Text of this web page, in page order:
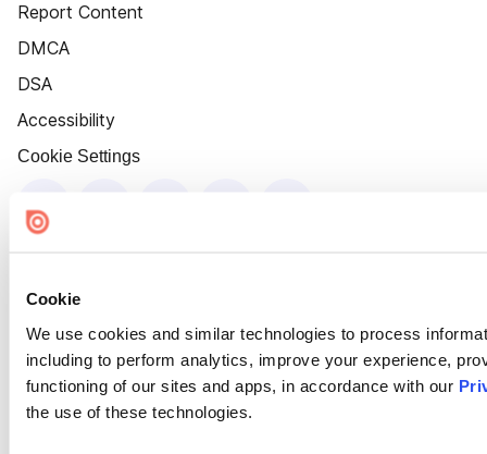
Cookie
We use cookies and similar technologies to process
including to perform analytics, improve your experience,
functioning of our sites and apps, in accordance with our
the use of these technologies.
Report Content
DMCA
DSA
Accessibility
Cookie Settings